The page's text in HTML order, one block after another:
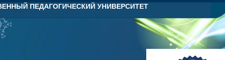
ПЕДАГОГИЧЕСКИЙ УНИВЕРСИТЕТ